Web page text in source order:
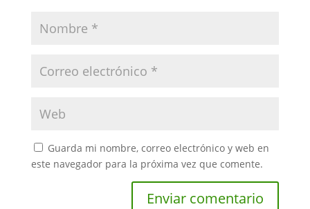
Guarda mi nombre, correo electrónico y web en
este navegador para la próxima vez que comente.